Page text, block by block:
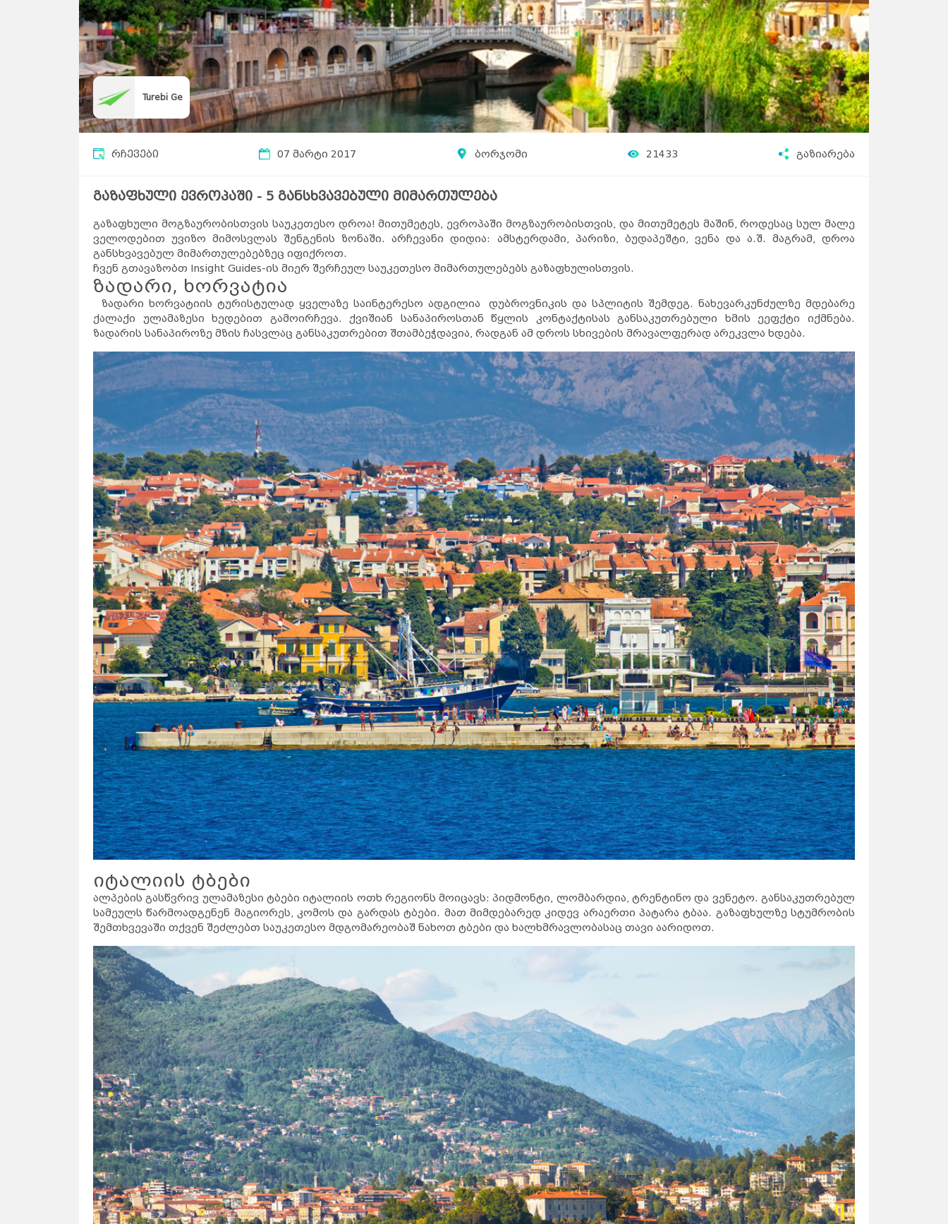
Turebi Ge
რჩევები 07 მარტი 2017 ბორჯომი 21433 გაზიარება
გაზაფხული ევროპაში - 5 განსხვავებული მიმართულება
გაზაფხული მოგზაურობისთვის საუკეთესო დროა! მითუმეტეს, ევროპაში მოგზაურობისთვის, და მითუმეტეს მაშინ, როდესაც სულ მალე
ველოდებით უვიზო მიმოსვლას შენგენის ზონაში. არჩევანი დიდია: ამსტერდამი, პარიზი, ბუდაპეშტი, ვენა და ა.შ. მაგრამ, დროა
განსხვავებულ მიმართულებებზეც იფიქროთ.
ჩვენ გთავაზობთ Insight Guides-ის მიერ შერჩეულ საუკეთესო მიმართულებებს გაზაფხულისთვის.
ზადარი, ხორვატია
ზადარი ხორვატიის ტურისტულად ყველაზე საინტერესო ადგილია დუბროვნიკის და სპლიტის შემდეგ. ნახევარკუნძულზე მდებარე
ქალაქი ულამაზესი ხედებით გამოირჩევა. ქვიშიან სანაპიროსთან წყლის კონტაქტისას განსაკუთრებული ხმის ეეფქტი იქმნება.
ზადარის სანაპიროზე მზის ჩასვლაც განსაკუთრებით შთამბეჭდავია, რადგან ამ დროს სხივების მრავალფერად არეკვლა ხდება.
იტალიის ტბები
ალპების გასწვრივ ულამაზესი ტბები იტალიის ოთხ რეგიონს მოიცავს: პიდმონტი, ლომბარდია, ტრენტინო და ვენეტო. განსაკუთრებულ
სამეულს წარმოადგენენ მაგიორეს, კომოს და გარდას ტბები. მათ მიმდებარედ კიდევ არაერთი პატარა ტბაა. გაზაფხულზე სტუმრობის
შემთხვევაში თქვენ შეძლებთ საუკეთესო მდგომარეობაშ ნახოთ ტბები და ხალხმრავლობასაც თავი აარიდოთ.